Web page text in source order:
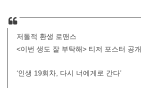
저돌적 환생 로맨스
<이번 생도 잘 부탁해> 티저 포스터 공개
‘인생 19회차, 다시 너에게로 간다’